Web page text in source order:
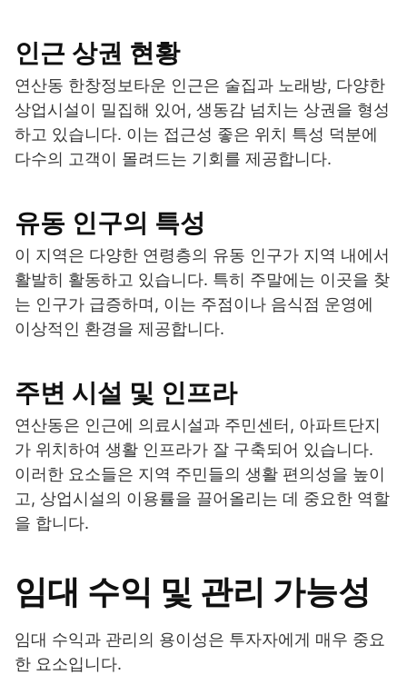
인근 상권 현황
연산동 한창정보타운 인근은 술집과 노래방, 다양한
상업시설이 밀집해 있어, 생동감 넘치는 상권을 형성
하고 있습니다. 이는 접근성 좋은 위치 특성 덕분에
다수의 고객이 몰려드는 기회를 제공합니다.
유동 인구의 특성
이 지역은 다양한 연령층의 유동 인구가 지역 내에서
활발히 활동하고 있습니다. 특히 주말에는 이곳을 찾
는 인구가 급증하며, 이는 주점이나 음식점 운영에
이상적인 환경을 제공합니다.
주변 시설 및 인프라
연산동은 인근에 의료시설과 주민센터, 아파트단지
가 위치하여 생활 인프라가 잘 구축되어 있습니다.
이러한 요소들은 지역 주민들의 생활 편의성을 높이
고, 상업시설의 이용률을 끌어올리는 데 중요한 역할
을 합니다.
임대 수익 및 관리 가능성
임대 수익과 관리의 용이성은 투자자에게 매우 중요
한 요소입니다.